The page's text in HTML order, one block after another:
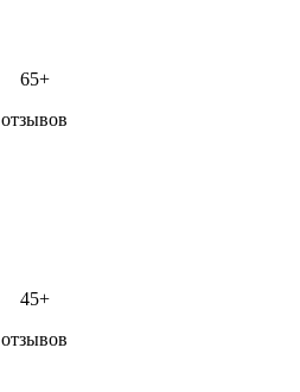
65+
отзывов
45+
отзывов